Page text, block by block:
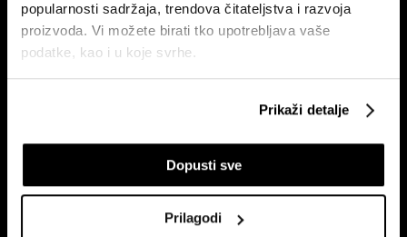
popularnosti sadržaja, trendova čitateljstva i razvoja
proizvoda. Vi možete birati tko upotrebljava vaše
podatke, kao i u koje svrhe.
Prikupljati podatke o vašoj geografskoj lokaciji,
koji mogu biti precizni do radijusa od nekoliko metara
Prepoznati vaš uređaj tako što ćemo aktivno
skenirati njegove određene karakteristike ("uzimanje
Prikaži detalje
Dopusti sve
Prilagodi
Ekonomija
Tehnologija
Bloomberg Adria događanja